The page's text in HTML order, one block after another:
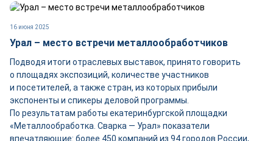
16 июня 2025
Урал – место встречи металлообработчиков
Подводя итоги отраслевых выставок, принято говорить
о площадях экспозиций, количестве участников
и посетителей, а также стран, из которых прибыли
экспоненты и спикеры деловой программы.
По результатам работы екатеринбургской площадки
«Металлообработка. Сварка — Урал» показатели
впечатляющие: более 450 компаний из 94 городов России,